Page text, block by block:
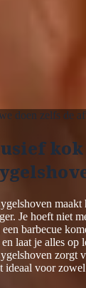
doen zelfs de
maakt
Je hoeft niet
barbecue
laat je alles op
zorgt
ideaal voor